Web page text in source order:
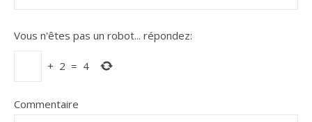
Vous n'êtes pas un robot... répondez:
+ 2 = 4
Commentaire